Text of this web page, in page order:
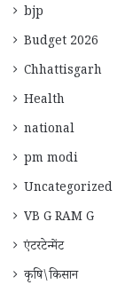
bjp
Budget 2026
Chhattisgarh
Health
national
pm modi
Uncategorized
VB G RAM G
एंटरटेन्मेंट
कृषि\किसान